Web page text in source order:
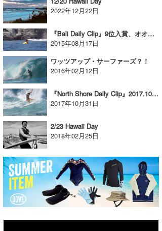
2022年12月22日
『Bali Daily Clip』9位入賞、オオノマサトシRound-4の映像
2015年08月17日
ワッツアップ・サーファーズ？！
2016年02月12日
『North Shore Daily Clip』2017.10.30 @ Rocky
2017年10月31日
2/23 Hawaii Day
2018年02月25日
Soulman
VAGY
waka☆=
YUKI☆
たっちー
ハンマー
まっきー
小川予報士
上田純子